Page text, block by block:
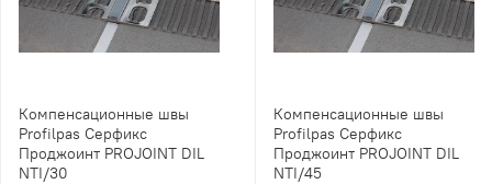
Компенсационные швы
Profilpas Серфикс
Проджоинт PROJOINT DIL
NTI/30
Компенсационные швы
Profilpas Серфикс
Проджоинт PROJOINT DIL
NTI/45